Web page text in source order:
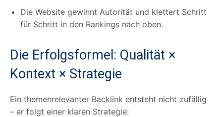
Die Website gewinnt Autorität und klettert Schritt
für Schritt in den Rankings nach oben.
Die Erfolgsformel: Qualität ×
Kontext × Strategie
Ein themenrelevanter Backlink entsteht nicht zufällig
– er folgt einer klaren Strategie: